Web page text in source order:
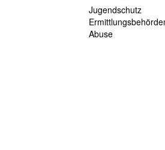
Jugendschutz
Abuse